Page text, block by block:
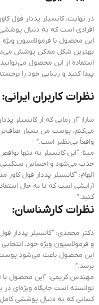
افرادی است که به دنبال
این محصول با فرمولاسیون
بهترین شکل ممکن پوشش
استفاده از این محصول
پیدا کنید و زیبایی خود را
نظرات کاربران ایرانی:
می‌کنم، پوست من بسیار
واقعاً بی‌نظیر است.”
مینا: “این کانسیلر نه تنها
جذب می‌شود و احساس سنگینی
آرایشی است که تا به حال
کنید.”
نظرات کارشناسان:
و فرمولاسیون ویژه خود،
این محصول باعث می‌شود
برسد.”
مهندس کریمی: “این محصول با
توانسته است جایگاه ویژه‌ای در
کسانی که به دنبال پوششی